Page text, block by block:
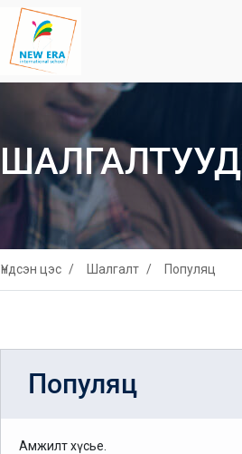
ШАЛГАЛТУУД
Үндсэн цэс Шалгалт Популяц
Популяц
Амжилт хүсье.